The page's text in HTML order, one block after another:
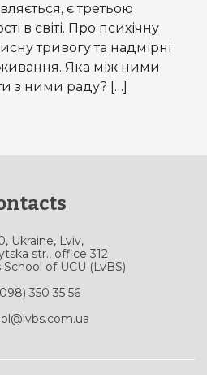
є третьою
в світі. Про психічну
тривогу та надмірні
Яка між ними
з ними раду? […]
Ukraine, Lviv,
str., office 312
School of UCU (LvBS)
350 35 56